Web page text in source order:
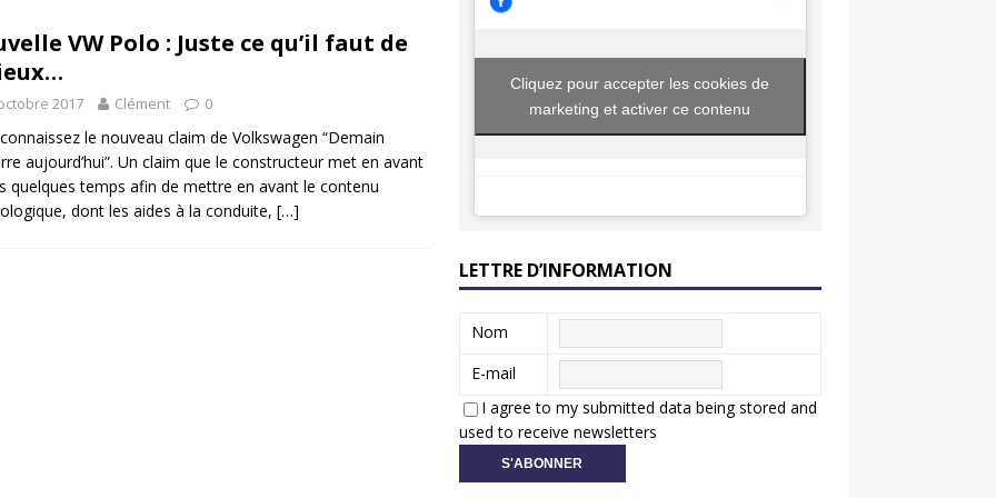
Honda dévoile un spot publicitaire… confiné! ACTUS
VW Polo : Juste ce qu’il faut de
2017 Clément 0
le nouveau claim de Volkswagen “Demain
aujourd’hui”. Un claim que le constructeur met en avant
quelques temps afin de mettre en avant le contenu
dont les aides à la conduite, […]
Cliquez pour accepter les cookies de
marketing et activer ce contenu
LETTRE D’INFORMATION
Nom
E-mail
I agree to my submitted data being stored and
used to receive newsletters